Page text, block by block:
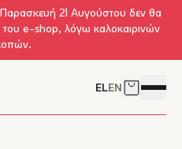
21 Αυγούστου δεν θα
του e-shop, λόγω καλοκαιρινών
ELEN Δείτε το